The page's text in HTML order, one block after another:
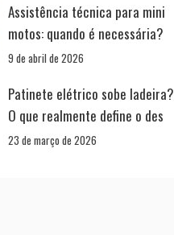
Assistência técnica para mini
motos: quando é necessária?
9 de abril de 2026
Patinete elétrico sobe ladeira?
O que realmente define o des
23 de março de 2026